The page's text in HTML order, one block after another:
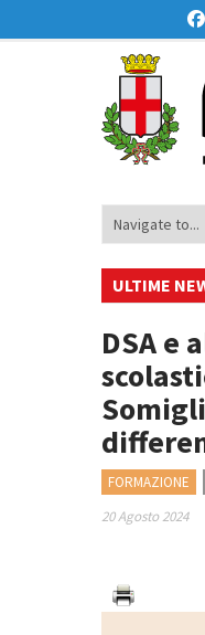
ULTIME
Your small steps
• Oxford
DSA e
FORMAZIONE
20 Agosto 2024